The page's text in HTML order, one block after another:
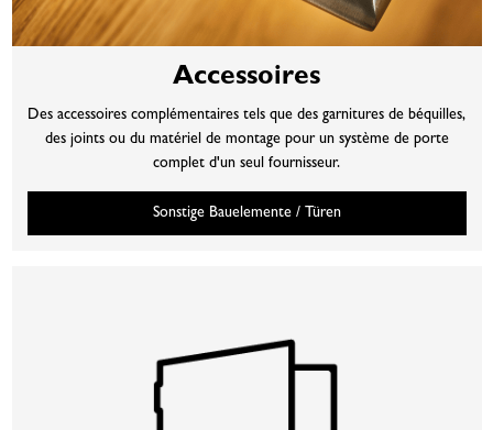
Accessoires
Des accessoires complémentaires tels que des garnitures de béquilles,
des joints ou du matériel de montage pour un système de porte
complet d'un seul fournisseur.
Sonstige Bauelemente / Türen